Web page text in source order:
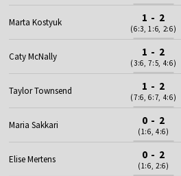
Marta Kostyuk 1 - 2
(6:3, 1:6, 2:6)
Caty McNally 1 - 2
(3:6, 7:5, 4:6)
Taylor Townsend 1 - 2
(7:6, 6:7, 4:6)
Maria Sakkari 0 - 2
(1:6, 4:6)
Elise Mertens 0 - 2
(1:6, 2:6)